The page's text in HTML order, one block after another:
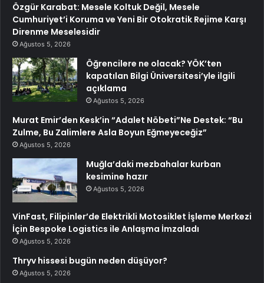
Özgür Karabat: Mesele Koltuk Değil, Mesele
Cumhuriyet’i Koruma ve Yeni Bir Otokratik Rejime Karşı
Direnme Meselesidir
Ağustos 5, 2026
Öğrencilere ne olacak? YÖK’ten
kapatılan Bilgi Üniversitesi’yle ilgili
açıklama
Ağustos 5, 2026
Murat Emir’den Kesk’in “Adalet Nöbeti”Ne Destek: “Bu
Zulme, Bu Zalimlere Asla Boyun Eğmeyeceğiz”
Ağustos 5, 2026
Muğla’daki mezbahalar kurban
kesimine hazır
Ağustos 5, 2026
VinFast, Filipinler’de Elektrikli Motosiklet İşleme Merkezi
İçin Bespoke Logistics ile Anlaşma İmzaladı
Ağustos 5, 2026
Thryv hissesi bugün neden düşüyor?
Ağustos 5, 2026